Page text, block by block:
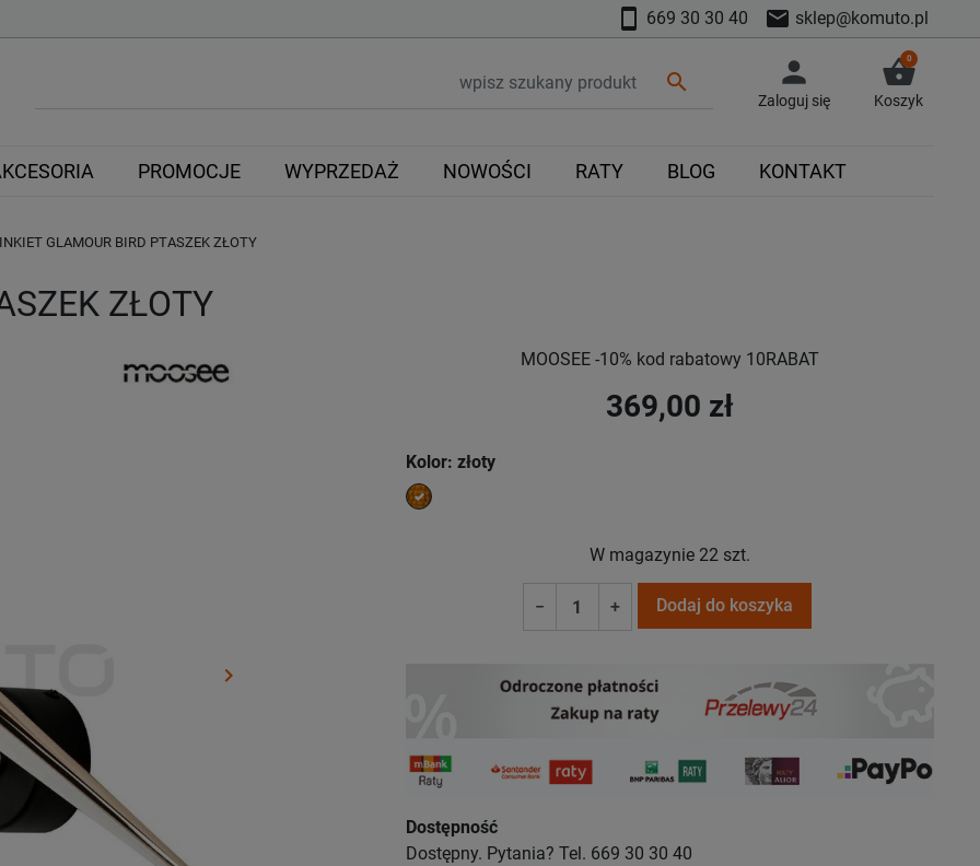
smartphone 669 30 30 40 mail sklep@komuto.pl
search person
Zaloguj się
shopping_basket
0
Koszyk
PROMOCJE WYPRZEDAŻ NOWOŚCI RATY BLOG KONTAKT
GLAMOUR BIRD PTASZEK ZŁOTY
ZŁOTY
Następny
keyboard_arrow_right
MOOSEE -10% kod rabatowy 10RABAT
369,00 zł
Kolor: złoty
złoty
W magazynie 22 szt.
− + Dodaj do koszyka
Dostępność
Dostępny. Pytania? Tel. 669 30 30 40